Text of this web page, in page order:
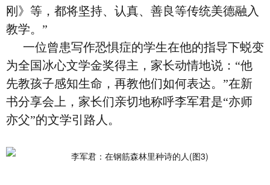
刚》等，都将坚持、认真、善良等传统美德融入
教学。”
一位曾患写作恐惧症的学生在他的指导下蜕变
为全国冰心文学金奖得主，家长动情地说：“他
先教孩子感知生命，再教他们如何表达。”在新
书分享会上，家长们亲切地称呼李军君是“亦师
亦父”的文学引路人。